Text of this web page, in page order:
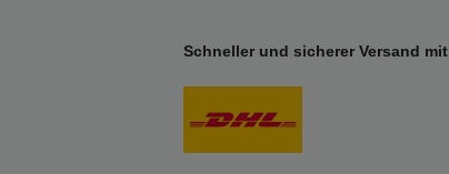
Schneller und sicherer Versand mit